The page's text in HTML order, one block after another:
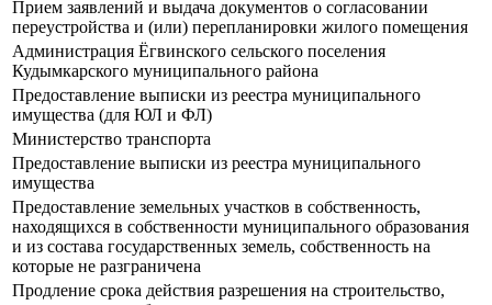
Прием заявлений и выдача документов о согласовании
переустройства и (или) перепланировки жилого помещения
Администрация Ёгвинского сельского поселения
Кудымкарского муниципального района
Предоставление выписки из реестра муниципального
имущества (для ЮЛ и ФЛ)
Министерство транспорта
Предоставление выписки из реестра муниципального
имущества
Предоставление земельных участков в собственность,
находящихся в собственности муниципального образования
и из состава государственных земель, собственность на
которые не разграничена
Продление срока действия разрешения на строительство,